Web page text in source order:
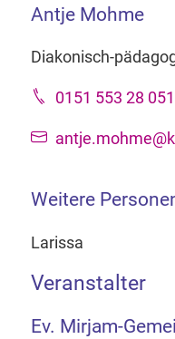
Antje Mohme
Diakonisch-
0151 553 28 051
Weitere
Larissa
Veranstalter
Ev. Mirjam-